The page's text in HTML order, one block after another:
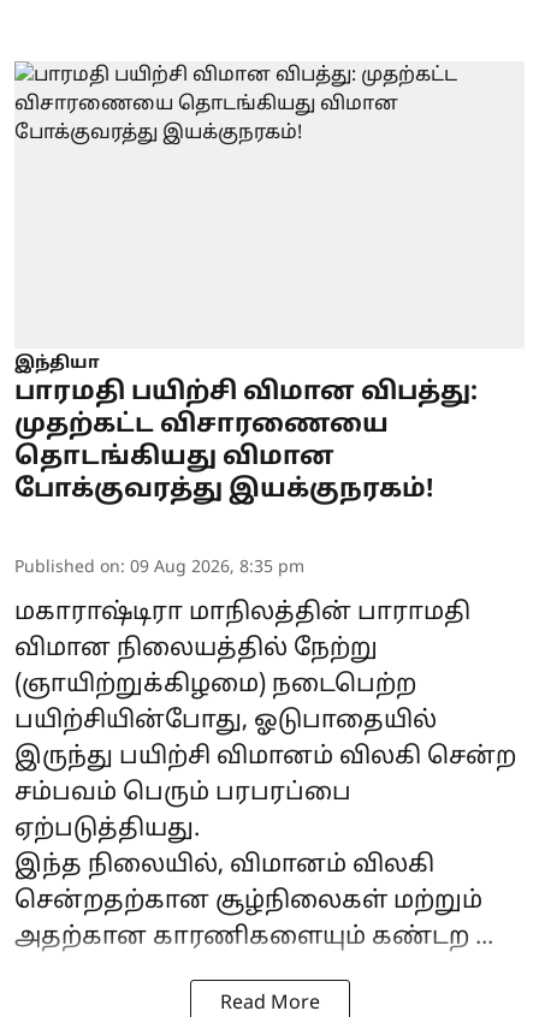
இந்தியா
பாரமதி பயிற்சி விமான விபத்து:
முதற்கட்ட விசாரணையை
தொடங்கியது விமான
போக்குவரத்து இயக்குநரகம்!
Published on: 09 Aug 2026, 8:35 pm
மகாராஷ்டிரா மாநிலத்தின் பாராமதி
விமான நிலையத்தில் நேற்று
(ஞாயிற்றுக்கிழமை) நடைபெற்ற
பயிற்சியின்போது, ​​ஓடுபாதையில்
இருந்து பயிற்சி விமானம் விலகி சென்ற
சம்பவம் பெரும் பரபரப்பை
ஏற்படுத்தியது.
இந்த நிலையில், விமானம் விலகி
சென்றதற்கான சூழ்நிலைகள் மற்றும்
அதற்கான காரணிகளையும் கண்டற ...
Read More